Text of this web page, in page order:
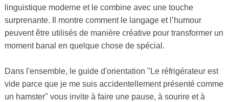
linguistique moderne et le combine avec une touche
surprenante. Il montre comment le langage et l’humour
peuvent être utilisés de manière créative pour transformer un
moment banal en quelque chose de spécial.
Dans l'ensemble, le guide d'orientation "Le réfrigérateur est
vide parce que je me suis accidentellement présenté comme
un hamster" vous invite à faire une pause, à sourire et à